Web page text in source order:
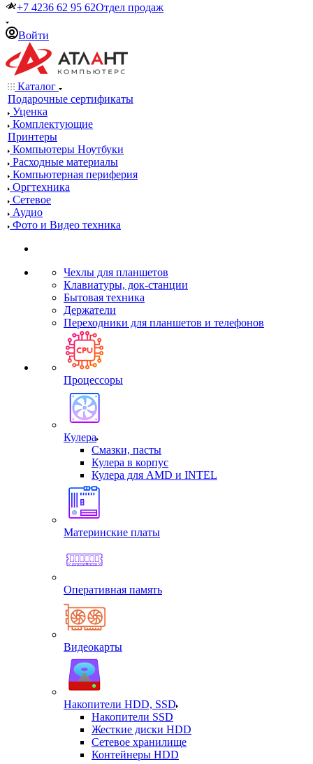
+7 4236 62 95 62Отдел продаж
Войти
Каталог
Подарочные сертификаты
Уценка
Комплектующие
Принтеры
Компьютеры Ноутбуки
Расходные материалы
Компьютерная периферия
Оргтехника
Сетевое
Аудио
Фото и Видео техника
Чехлы для планшетов
Клавиатуры, док-станции
Бытовая техника
Держатели
Переходники для планшетов и телефонов
Процессоры
Кулера
Смазки, пасты
Кулера в корпус
Кулера для AMD и INTEL
Материнские платы
Оперативная память
Видеокарты
Накопители HDD, SSD
Накопители SSD
Жесткие диски HDD
Сетевое хранилище
Контейнеры HDD